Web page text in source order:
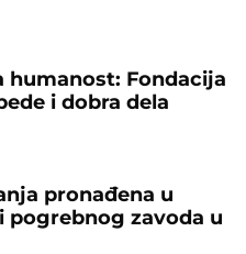
humanost: Fondacija
i dobra dela
pronađena u
pogrebnog zavoda u